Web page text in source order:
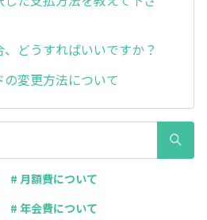
どうすればいいですか？
変更方法について
# 月額費について
# 年会費について